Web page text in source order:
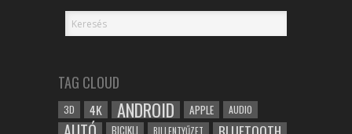
TAG CLOUD
3D 4K ANDROID APPLE AUDIO
BICIKLI BILLENTYŰZET